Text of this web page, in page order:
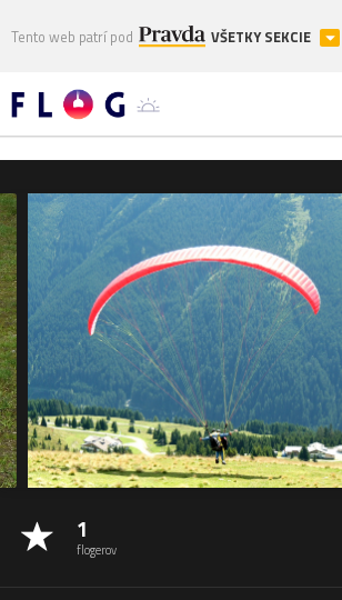
Tento web patrí pod VŠETKY SEKCIE
1
flogerov